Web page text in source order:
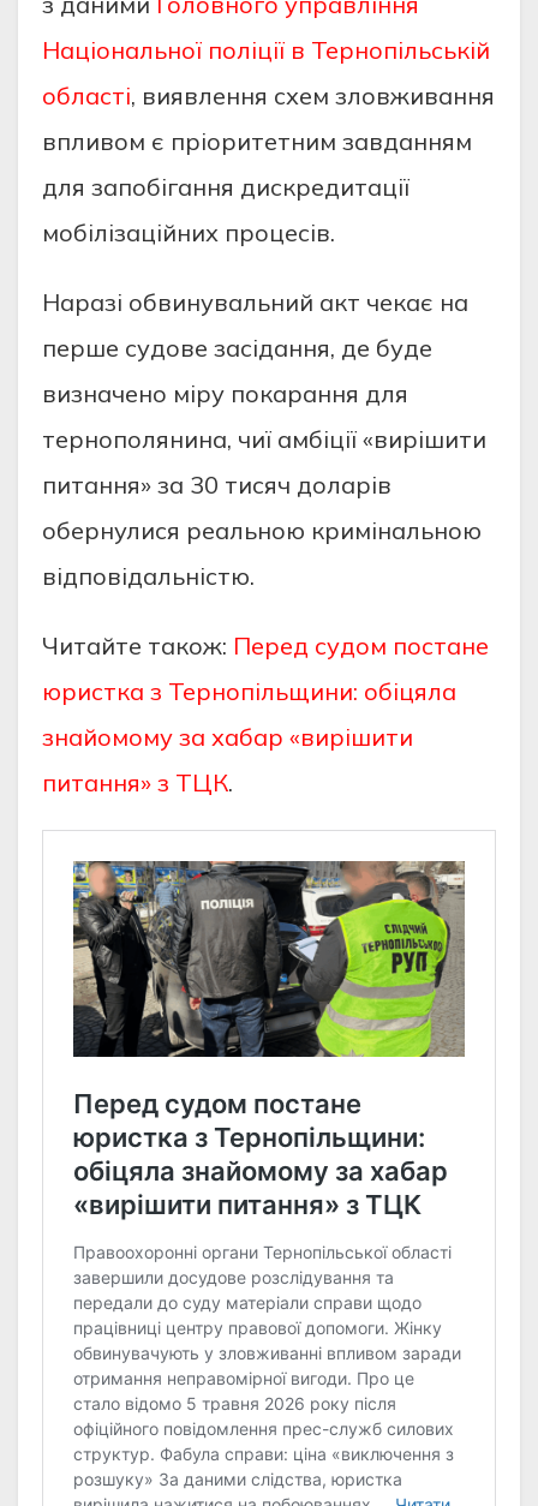
Національної поліції в Тернопільській
області, виявлення схем зловживання
впливом є пріоритетним завданням
для запобігання дискредитації
мобілізаційних процесів.
Наразі обвинувальний акт чекає на
перше судове засідання, де буде
визначено міру покарання для
тернополянина, чиї амбіції «вирішити
питання» за 30 тисяч доларів
обернулися реальною кримінальною
відповідальністю.
Читайте також: Перед судом постане
юристка з Тернопільщини: обіцяла
знайомому за хабар «вирішити
питання» з ТЦК.